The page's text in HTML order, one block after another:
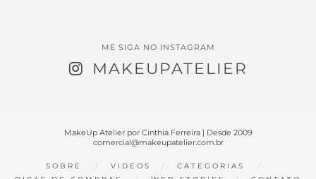
ME SIGA NO INSTAGRAM
MAKEUPATELIER
MakeUp Atelier por Cinthia Ferreira | Desde 2009
comercial@makeupatelier.com.br
SOBRE VIDEOS
CATEGORIAS